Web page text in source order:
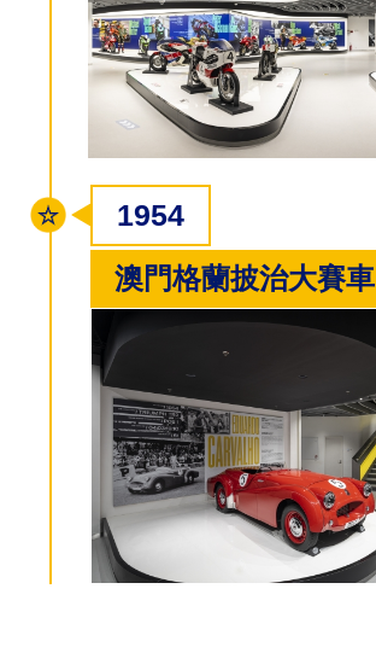
1954
澳門格蘭披治大賽車